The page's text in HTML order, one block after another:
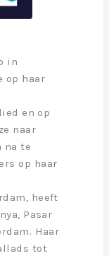
in
op haar
en op
naar
na te
op haar
heeft
Pasar
Haar
tot